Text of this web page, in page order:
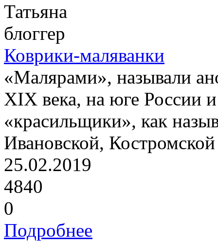
Татьяна
блоггер
Коврики-маляванки
«Малярами», называли
XIX века, на юге России
«красильщики», как
Ивановской,
25.02.2019
4840
0
Подробнее